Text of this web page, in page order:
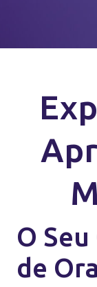
O
de